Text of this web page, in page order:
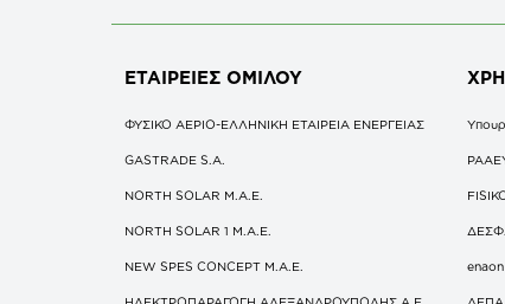
ΕΤΑΙΡΕΙΕΣΟΜΙΛΟΥ
ΦΥΣΙΚΟ ΑΕΡΙΟ-ΕΛΛΗΝΙΚΗ ΕΤΑΙΡΕΙΑ ΕΝΕΡΓΕΙΑΣ
GASTRADE S.A.
NORTH SOLAR M.Α.Ε.
NORTH SOLAR 1 M.Α.Ε.
NEW SPES CONCEPT Μ.Α.Ε.